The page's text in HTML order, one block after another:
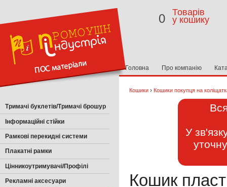
Тримачі буклетів/Тримачі брошур
Інформаційні стійки
Рамкові перекидні системи
Плакатні рамки
Цінникоутримувачі/Профілі
Рекламні аксесуари
0Товарів
у кошику
Головна Про компанію
Кошики › Кошики покупця на
У
Кошик